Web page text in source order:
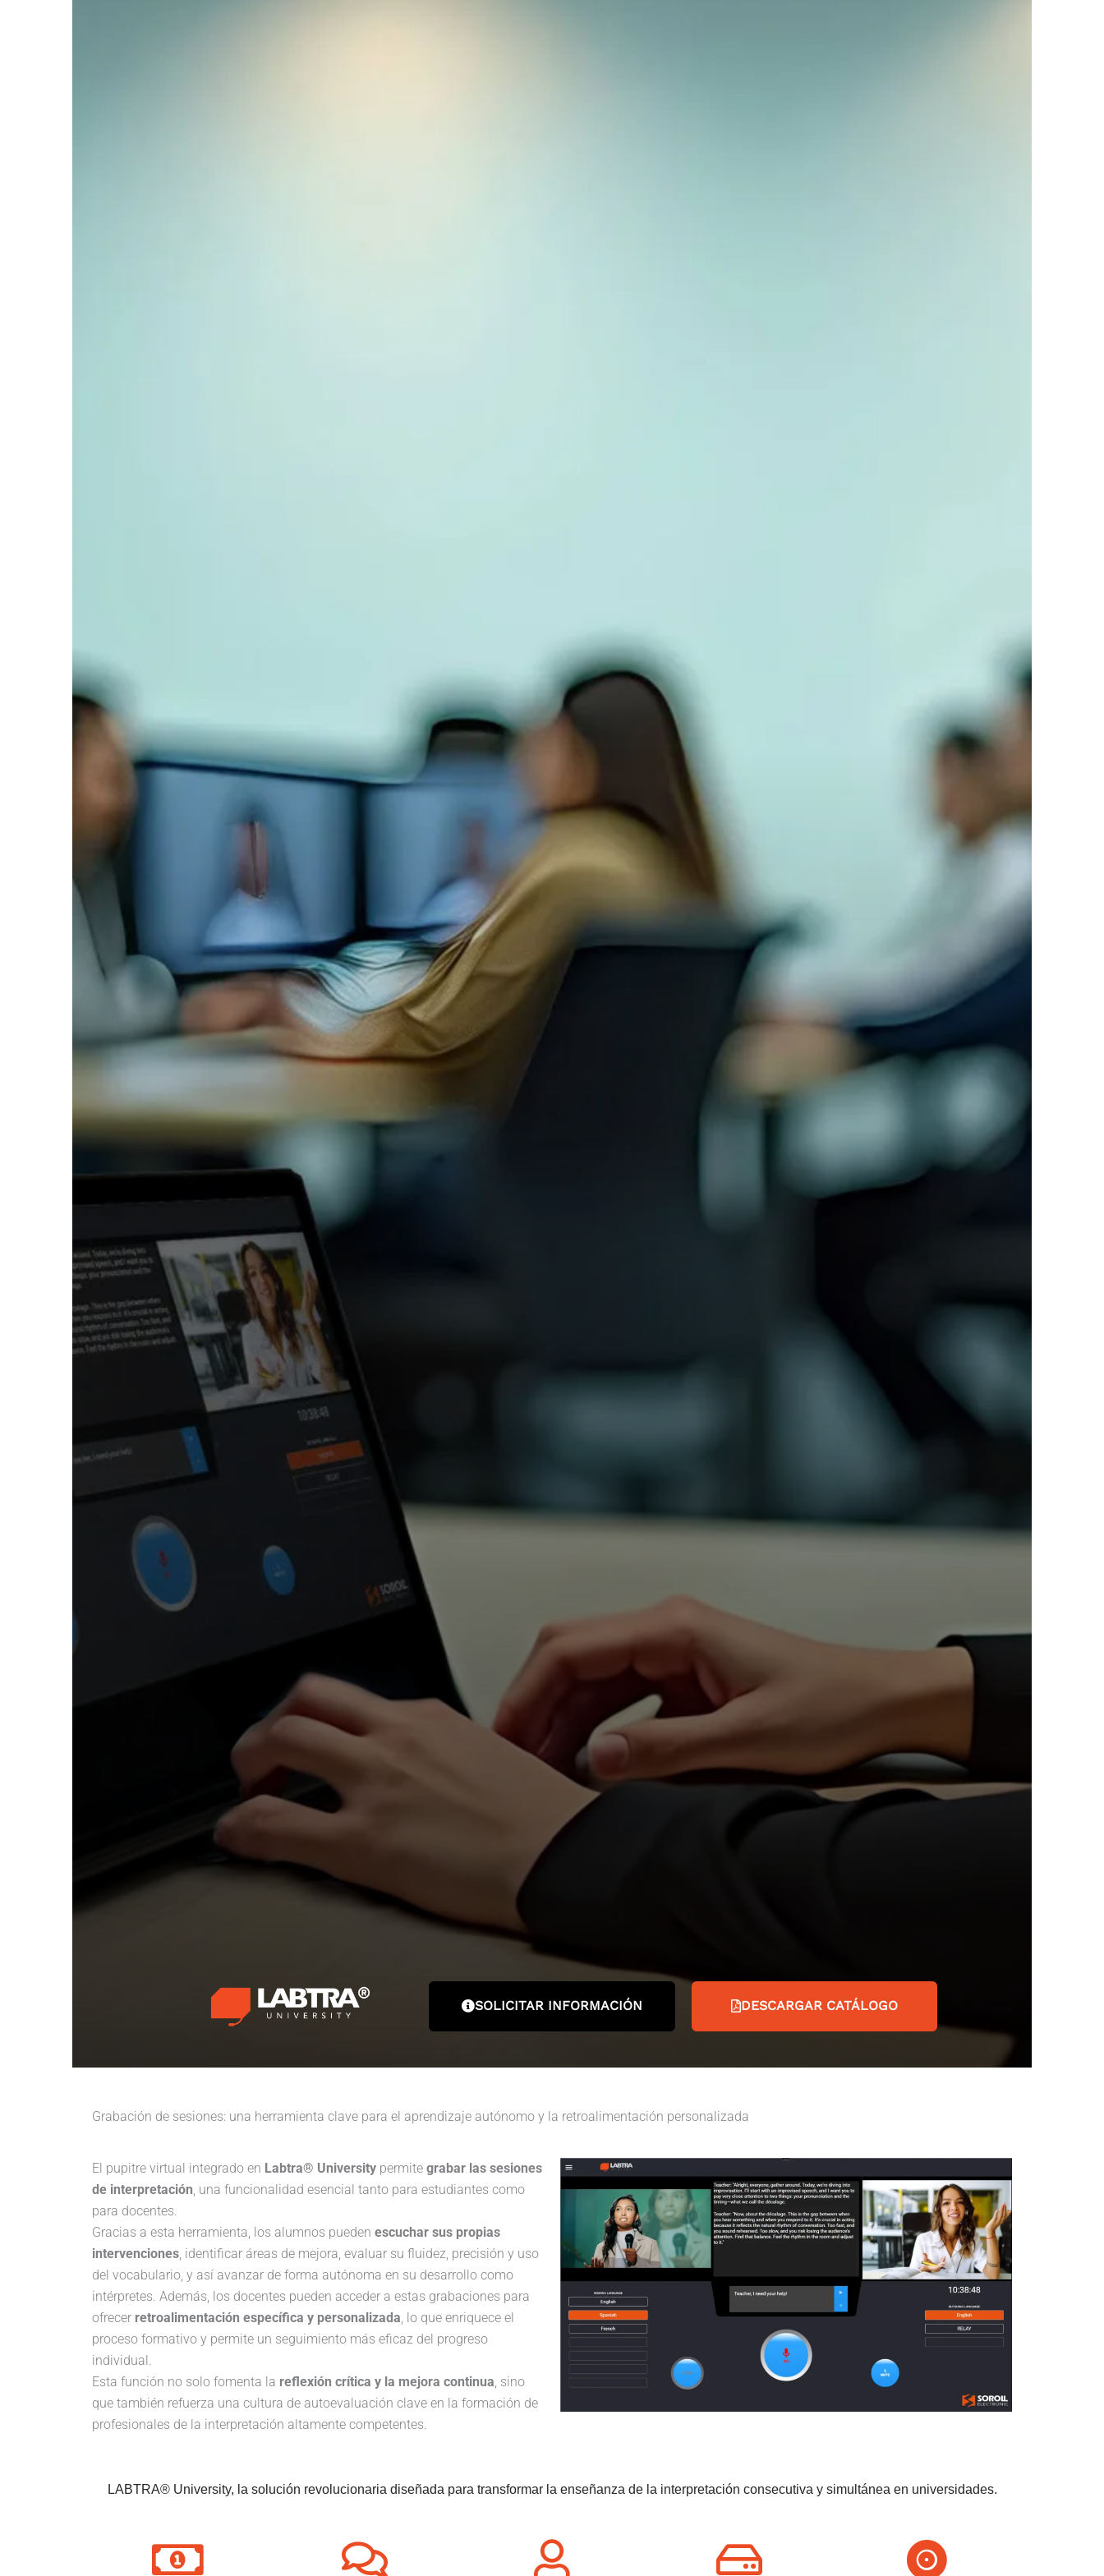
SOLICITAR INFORMACIÓN DESCARGAR CATÁLOGO
Grabación de sesiones: una herramienta clave para el aprendizaje autónomo y la retroalimentación personalizada
El pupitre virtual integrado en Labtra® University permite grabar las sesiones
de interpretación, una funcionalidad esencial tanto para estudiantes como
para docentes.
Gracias a esta herramienta, los alumnos pueden escuchar sus propias
intervenciones, identificar áreas de mejora, evaluar su fluidez, precisión y uso
del vocabulario, y así avanzar de forma autónoma en su desarrollo como
intérpretes. Además, los docentes pueden acceder a estas grabaciones para
ofrecer retroalimentación específica y personalizada, lo que enriquece el
proceso formativo y permite un seguimiento más eficaz del progreso
individual.
Esta función no solo fomenta la reflexión crítica y la mejora continua, sino
que también refuerza una cultura de autoevaluación clave en la formación de
profesionales de la interpretación altamente competentes.
LABTRA® University, la solución revolucionaria diseñada para transformar la enseñanza de la interpretación consecutiva y simultánea en universidades.